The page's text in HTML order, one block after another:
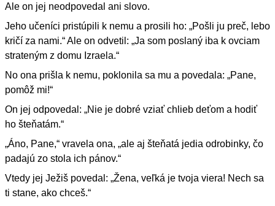
Ale on jej neodpovedal ani slovo.
Jeho učeníci pristúpili k nemu a prosili ho: „Pošli ju preč, lebo
kričí za nami.“ Ale on odvetil: „Ja som poslaný iba k ovciam
strateným z domu Izraela.“
No ona prišla k nemu, poklonila sa mu a povedala: „Pane,
pomôž mi!“
On jej odpovedal: „Nie je dobré vziať chlieb deťom a hodiť
ho šteňatám.“
„Áno, Pane,“ vravela ona, „ale aj šteňatá jedia odrobinky, čo
padajú zo stola ich pánov.“
Vtedy jej Ježiš povedal: „Žena, veľká je tvoja viera! Nech sa
ti stane, ako chceš.“